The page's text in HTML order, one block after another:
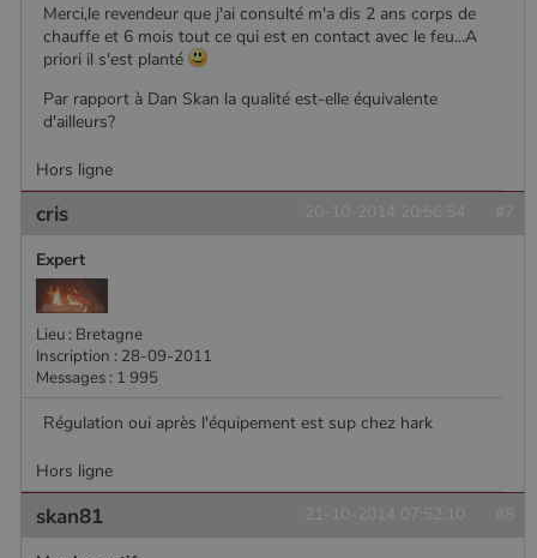
Merci,le revendeur que j'ai consulté m'a dis 2 ans corps de
chauffe et 6 mois tout ce qui est en contact avec le feu...A
priori il s'est planté
Par rapport à Dan Skan la qualité est-elle équivalente
d'ailleurs?
Hors ligne
cris
Expert
Lieu : Bretagne
Inscription : 28-09-2011
Messages : 1 995
Régulation oui après l'équipement est sup chez hark
Hors ligne
skan81